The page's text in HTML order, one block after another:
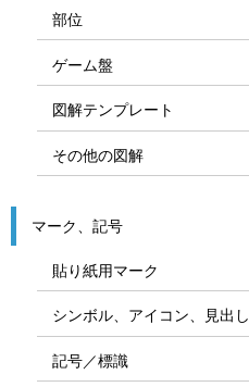
部位
ゲーム盤
図解テンプレート
その他の図解
マーク、記号
貼り紙用マーク
シンボル、アイコン、見出し
記号／標識